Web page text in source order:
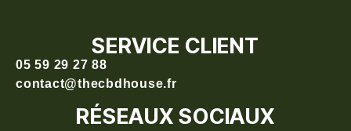
SERVICE CLIENT
05 59 29 27 88
contact@thecbdhouse.fr
RÉSEAUX SOCIAUX